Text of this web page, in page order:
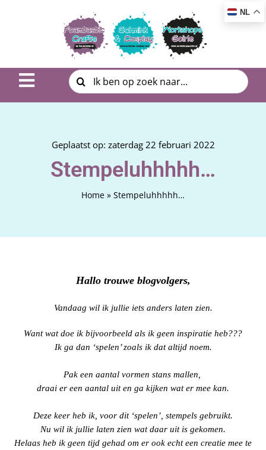
Toggle
Product uitleg
Workshop | Cursus
Zoeken
naar:
Geplaatst op: zaterdag 22 februari 2022
Stempeluhhhhh…
Home » Stempeluhhhhh…
Hallo trouwe blogvolgers,
Vandaag wil ik jullie iets anders laten zien.
Want wat doe ik bijvoorbeeld als ik geen inspiratie heb???
Ik ga dan ‘spelen’ zoals ik dat altijd noem.
Pak een aantal vormen stans mallen,
draai er een aantal uit en ga kijken wat er mee kan.
Deze keer heb ik, voor dit ‘spelen’, stempels gebruikt.
Nu wil ik jullie laten zien wat daar uit is gekomen.
Helaas heb ik geen tijd gehad om er ook echt een creatie mee te
NL